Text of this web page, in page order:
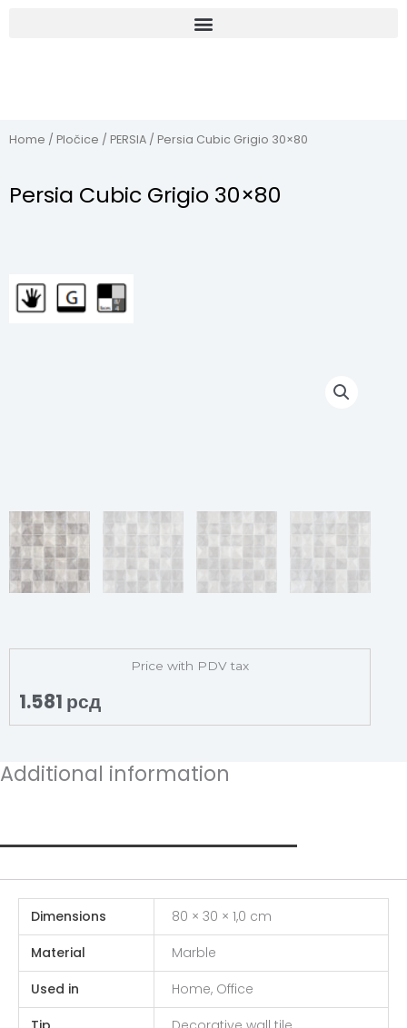
Home / Pločice / PERSIA / Persia Cubic Grigio 30×80
Persia Cubic Grigio 30×80
Price with PDV tax
1.581 рсд
Additional information
Dimensions
80 × 30 × 1,0 cm
Material
Marble
Used in
Home, Office